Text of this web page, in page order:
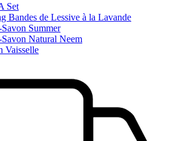
Set
Bandes de Lessive à la Lavande
Summer
Natural Neem
Vaisselle